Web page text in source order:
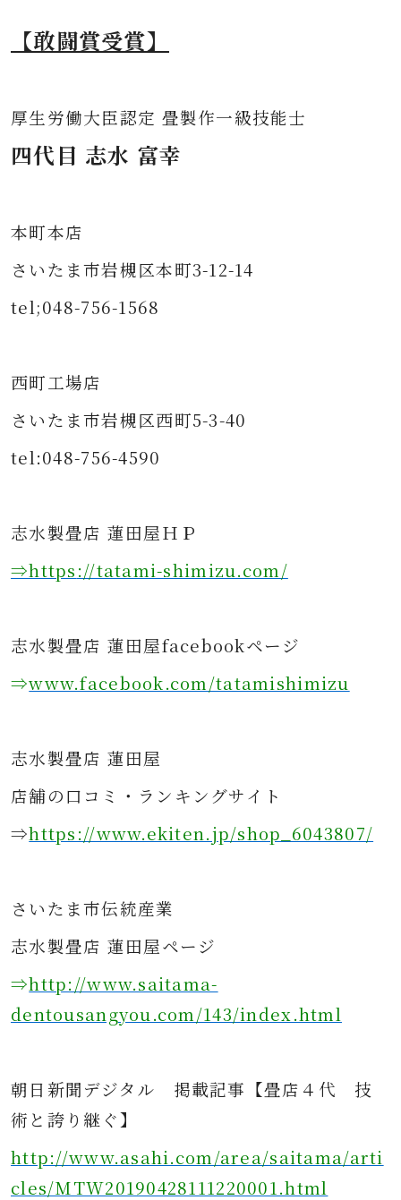
【敢闘賞受賞】
厚生労働大臣認定 畳製作一級技能士
四代目 志水 富幸
本町本店
さいたま市岩槻区本町3-12-14
tel;048-756-1568
西町工場店
さいたま市岩槻区西町5-3-40
tel:048-756-4590
志水製畳店 蓮田屋ＨＰ
⇒https://tatami-shimizu.com/
志水製畳店 蓮田屋facebookページ
⇒www.facebook.com/tatamishimizu
志水製畳店 蓮田屋
店舗の口コミ・ランキングサイト
⇒https://www.ekiten.jp/shop_6043807/
さ いたま市伝統産業
志水製畳店 蓮田屋ページ
⇒http://www.saitama-
dentousangyou.com/143/index.html
朝日新聞デジタル 掲載記事 【畳店４代 技
術と誇り継ぐ】
http://www.asahi.com/area/saitama/arti
cles/MTW20190428111220001.html